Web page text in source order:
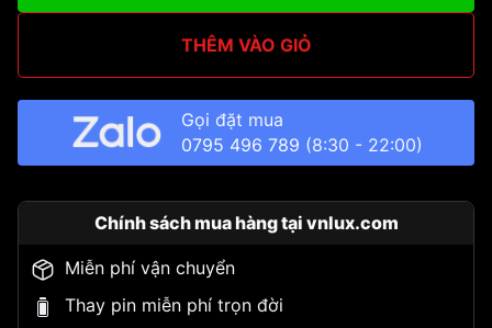
THÊM VÀO GIỎ
Gọi đặt mua
0795 496 789 (8:30 - 22:00)
Chính sách mua hàng tại vnlux.com
Miễn phí vận chuyển
Thay pin miễn phí trọn đời